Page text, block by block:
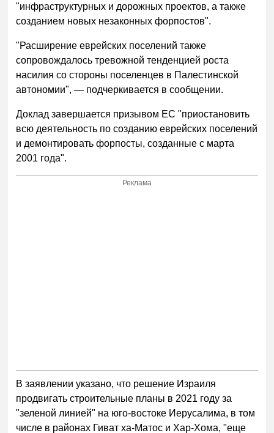
"инфраструктурных и дорожных проектов, а также
созданием новых незаконных форпостов".
"Расширение еврейских поселений также
сопровождалось тревожной тенденцией роста
насилия со стороны поселенцев в Палестинской
автономии", — подчеркивается в сообщении.
Доклад завершается призывом ЕС "приостановить
всю деятельность по созданию еврейских поселений
и демонтировать форпосты, созданные с марта
2001 года".
Реклама
В заявлении указано, что решение Израиля
продвигать строительные планы в 2021 году за
"зеленой линией" на юго-востоке Иерусалима, в том
числе в районах Гиват ха-Матос и Хар-Хома, "еще